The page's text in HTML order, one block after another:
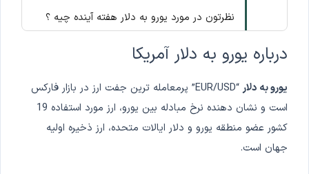
نظرتون در مورد یورو به دلار هفته آینده چیه ؟
اومده باشه ه همه احتمالش رو میدن، یورو به
درباره یورو به دلار آمریکا
یورو به دلار
“EUR/USD” پرمعامله ترین جفت ارز در بازار فارکس
است و نشان دهنده نرخ مبادله بین یورو، ارز مورد استفاده 19
کشور عضو منطقه یورو و دلار ایالات متحده، ارز ذخیره اولیه
جهان است.